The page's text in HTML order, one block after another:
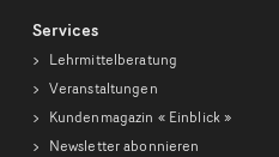
Services
Lehrmittelberatung
Veranstaltungen
Kundenmagazin « Einblick »
Newsletter abonnieren